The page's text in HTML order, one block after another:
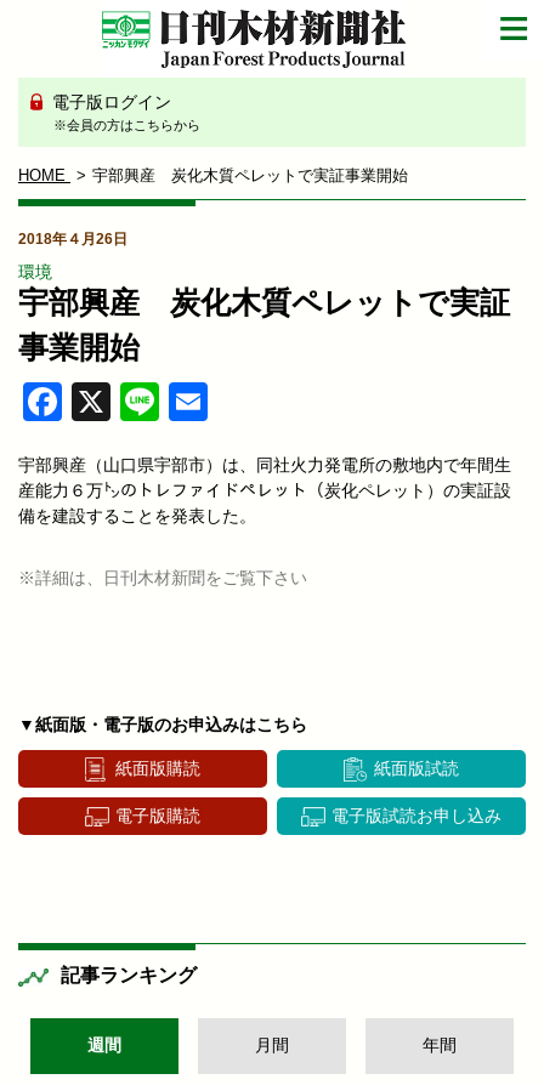
電子版ログイン
※会員の方はこちらから
HOME 宇部興産 炭化木質ペレットで実証事業開始
2018年４月26日
環境
宇部興産 炭化木質ペレットで実証
事業開始
Facebook
X Line
宇部興産（山口県宇部市）は、同社火力発電所の敷地内で年間生
産能力６万㌧のトレファイドペレット（炭化ペレット）の実証設
備を建設することを発表した。
※詳細は、日刊木材新聞をご覧下さい
▼紙面版・電子版のお申込みはこちら
紙面版購読 紙面版試読
電子版購読 電子版試読お申し込み
記事ランキング
週間 月間 年間